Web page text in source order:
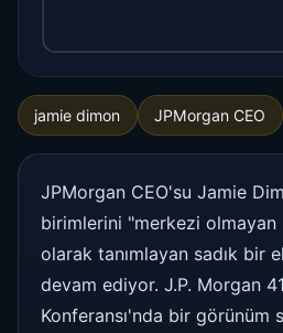
jamie dimon JPMorgan CEO
JPMorgan CEO'su Jamie
birimlerini "merkezi
olarak tanımlayan sadık bir
devam ediyor. J.P. Morgan
Konferansı'nda bir görünüm